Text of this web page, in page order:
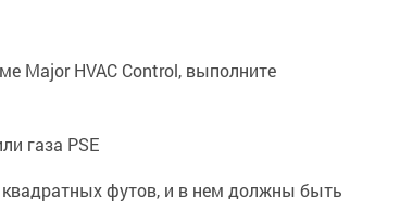
Major HVAC Control, выполните
газа PSE
футов, и в нем должны быть